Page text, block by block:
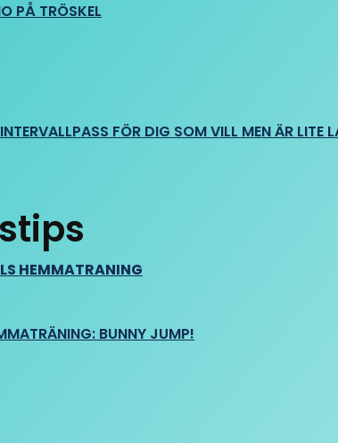
PÅ TRÖSKEL
FÖR DIG SOM VILL MEN ÄR LITE
BUNNY JUMP!